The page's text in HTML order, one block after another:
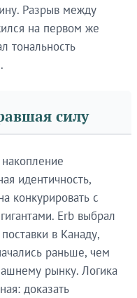
Разрыв между
на первом же
тональность
силу
идентичность,
конкурировать с
Erb выбрал
в Канаду,
раньше, чем
рынку. Логика
доказать